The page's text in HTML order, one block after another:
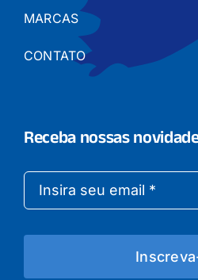
MARCAS
CONTATO
Receba nossas